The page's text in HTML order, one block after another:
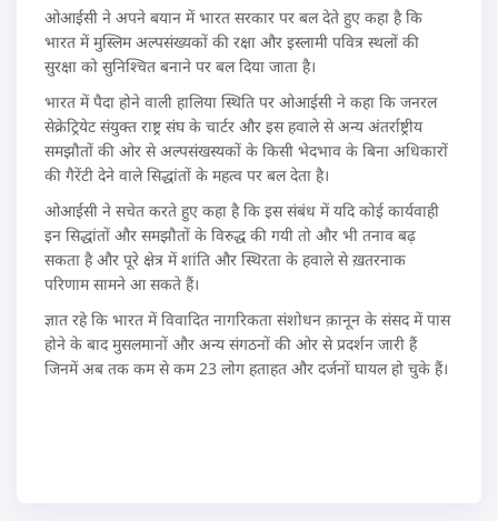
ओआईसी ने अपने बयान में भारत सरकार पर बल देते हुए कहा है कि
भारत में मुस्लिम अल्पसंख्यकों की रक्षा और इस्लामी पवित्र स्थलों की
सुरक्षा को सुनिश्चित बनाने पर बल दिया जाता है।
भारत में पैदा होने वाली हालिया स्थिति पर ओआईसी ने कहा कि जनरल
सेक्रेट्रियेट संयुक्त राष्ट्र संघ के चार्टर और इस हवाले से अन्य अंतर्राष्ट्रीय
समझौतों की ओर से अल्पसंखस्यकों के किसी भेदभाव के बिना अधिकारों
की गैरेंटी देने वाले सिद्धांतों के महत्व पर बल देता है।
ओआईसी ने सचेत करते हुए कहा है कि इस संबंध में यदि कोई कार्यवाही
इन सिद्धांतों और समझौतों के विरुद्ध की गयी तो और भी तनाव बढ़
सकता है और पूरे क्षेत्र में शांति और स्थिरता के हवाले से ख़तरनाक
परिणाम सामने आ सकते हैं।
ज्ञात रहे कि भारत में विवादित नागरिकता संशोधन क़ानून के संसद में पास
होने के बाद मुसलमानों और अन्य संगठनों की ओर से प्रदर्शन जारी हैं
जिनमें अब तक कम से कम 23 लोग हताहत और दर्जनों घायल हो चुके हैं।